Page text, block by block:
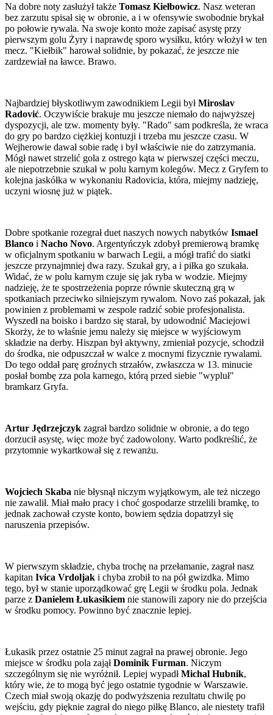
Na dobre noty zasłużył także Tomasz Kiełbowicz. Nasz weteran
bez zarzutu spisał się w obronie, a i w ofensywie swobodnie brykał
po połowie rywala. Na swoje konto może zapisać asystę przy
pierwszym golu Żyry i naprawdę sporo wysiłku, który włożył w ten
mecz. "Kiełbik" harował solidnie, by pokazać, że jeszcze nie
zardzewiał na ławce. Brawo.
Najbardziej błyskotliwym zawodnikiem Legii byłMiroslav
Radović. Oczywiście brakuje mu jeszcze niemało do najwyższej
dyspozycji, ale tzw. momenty były. "Rado" sam podkreśla, że wraca
do gry po bardzo ciężkiej kontuzji i trzeba mu jeszcze czasu. W
Wejherowie dawał sobie radę i był właściwie nie do zatrzymania.
Mógł nawet strzelić gola z ostrego kąta w pierwszej części meczu,
ale niepotrzebnie szukał w polu karnym kolegów. Mecz z Gryfem to
kolejna jaskółka w wykonaniu Radovicia, która, miejmy nadzieję,
uczyni wiosnę już w piątek.
Dobre spotkanie rozegrał duet naszych nowych nabytków Ismael
Blanco i Nacho Novo. Argentyńczyk zdobył premierową bramkę
w oficjalnym spotkaniu w barwach Legii, a mógł trafić do siatki
jeszcze przynajmniej dwa razy. Szukał gry, a i piłka go szukała.
Widać, że w polu karnym czuje się jak ryba w wodzie. Miejmy
nadzieję, że te spostrzeżenia poprze równie skuteczną grą w
spotkaniach przeciwko silniejszym rywalom. Novo zaś pokazał, jak
powinien z problemami w zespole radzić sobie profesjonalista.
Wyszedł na boisko i bardzo się starał, by udowodnić Maciejowi
Skorży, że to właśnie jemu należy się miejsce w wyjściowym
składzie na derby. Hiszpan był aktywny, zmieniał pozycje, schodził
do środka, nie odpuszczał w walce z mocnymi fizycznie rywalami.
Do tego oddał parę groźnych strzałów, zwłaszcza w 13. minucie
posłał bombę zza pola karnego, którą przed siebie "wypluł"
bramkarz Gryfa.
Artur Jędrzejczyk zagrał bardzo solidnie w obronie, a do tego
dorzucił asystę, więc może być zadowolony. Warto podkreślić, że
przytomnie wykartkował się z rewanżu.
Wojciech Skaba nie błysnął niczym wyjątkowym, ale też niczego
nie zawalił. Miał mało pracy i choć gospodarze strzelili bramkę, to
jednak zachował czyste konto, bowiem sędzia dopatrzył się
naruszenia przepisów.
W pierwszym składzie, chyba trochę na przełamanie, zagrał nasz
kapitan Ivica Vrdoljak i chyba zrobił to na pół gwizdka. Mimo
tego, był w stanie uporządkować grę Legii w środku pola. Jednak
parze z Danielem Łukasikiem nie stanowili zapory nie do przejścia
w środku pomocy. Powinno być znacznie lepiej.
Łukasik przez ostatnie 25 minut zagrał na prawej obronie. Jego
miejsce w środku pola zająłDominik Furman. Niczym
szczególnym się nie wyróżnił. Lepiej wypadłMichal Hubnik,
który wie, że to mogą być jego ostatnie tygodnie w Warszawie.
Czech miał swoją okazję do podwyższenia rezultatu chwilę po
wejściu, gdy pięknie zagrał do niego piłkę Blanco, ale niestety trafił